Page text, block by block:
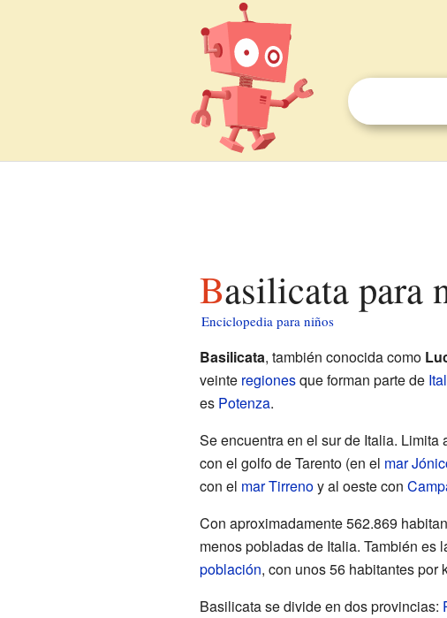
Basilicata para
Enciclopedia para niños
Basilicata, también conocida como
veinte regionesque forman parte de
es Potenza.
Se encuentra en el sur de Italia. Limita
con el golfo de Tarento (en el mar
con el mar Tirrenoy al oeste con
Con aproximadamente 562.869
menos pobladas de Italia. También es
población, con unos 56 habitantes por
Basilicata se divide en dos provincias: